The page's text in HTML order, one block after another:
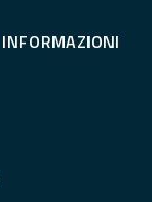
INFORMAZIONI